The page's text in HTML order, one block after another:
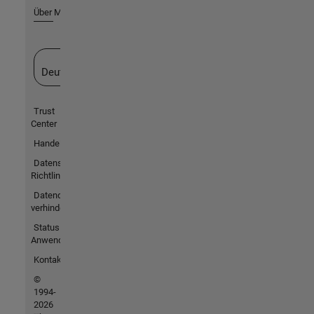
Über MathWorks
Deutschland
Trust
Center
Handelsmarken
Datenschutz-
Richtlinien
Datendiebstahl
verhindern
Status von
Anwendungen
Kontakt
©
1994-
2026